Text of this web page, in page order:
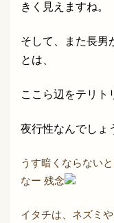
きく見えますね。
そして、また長男
とは、
ここら辺をテリト
夜行性なんでしょ
うす暗くならない
なー 残念
イタチは、ネズミ